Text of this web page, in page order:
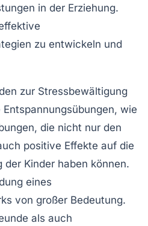
in der Erziehung.
zu entwickeln und
zur Stressbewältigung
Entspannungsübungen, wie
die nicht nur den
positive Effekte auf die
der Kinder haben können.
eines
von großer Bedeutung.
als auch